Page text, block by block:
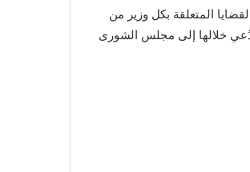
المتعلقة بكل وزير من
خلالها إلى مجلس الشورى